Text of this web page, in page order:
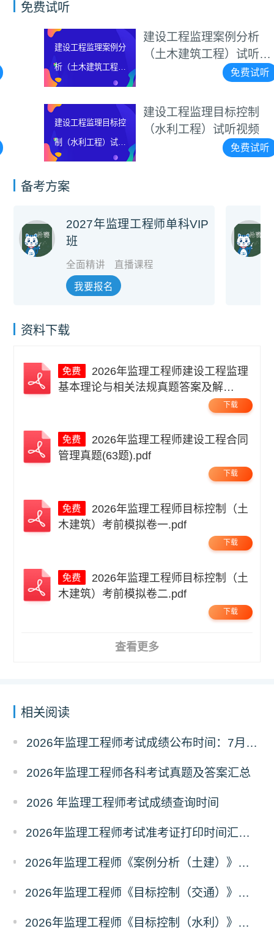
免费试听
建设工程监理案例分
析（土木建筑工程）
试听视频
建设工程监理案例分析
（土木建筑工程）试听视
频
免费试听
建设工程监理目标控
制（水利工程）试听
视频
建设工程监理目标控制
（水利工程）试听视频
免费试听
备考方案
2027年监理工程师单科VIP
班
全面精讲 直播课程
我要报名
资料下载
基本理论与相关法规真题答案及解
下载
管理真题(63题).pdf
下载
木建筑）考前模拟卷一.pdf
下载
木建筑）考前模拟卷二.pdf
下载
查看更多
相关阅读
2026年监理工程师考试成绩公布时间：7月21日
2026年监理工程师各科考试真题及答案汇总
2026 年监理工程师考试成绩查询时间
2026年监理工程师考试准考证打印时间汇总（全国各省）
2026年监理工程师《案例分析（土建）》真题及答案解析（考后更新）
2026年监理工程师《目标控制（交通）》真题及答案解析（考后更新）
2026年监理工程师《目标控制（水利）》真题及答案解析考后更新